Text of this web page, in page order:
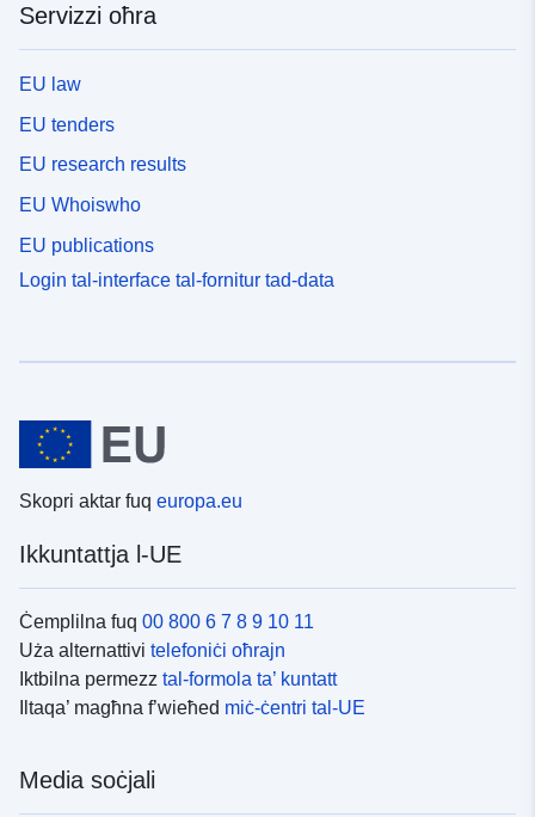
Servizzi oħra
EU law
EU tenders
EU research results
EU Whoiswho
EU publications
Login tal-interface tal-fornitur tad-data
Skopri aktar fuq europa.eu
Ikkuntattja l-UE
Ċemplilna fuq 00 800 6 7 8 9 10 11
Uża alternattivi telefoniċi oħrajn
Iktbilna permezz tal-formola ta’ kuntatt
Iltaqa’ magħna f’wieħed miċ-ċentri tal-UE
Media soċjali